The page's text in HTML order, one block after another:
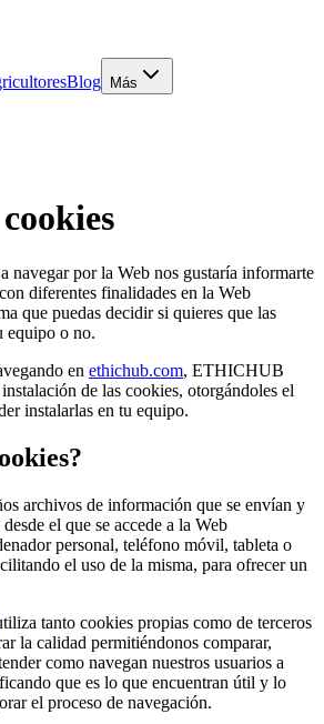
Blog Más
navegar por la Web nos gustaría informarte
diferentes finalidades en la Web
que puedas decidir si quieres que las
equipo o no.
en ethichub.com, ETHICHUB
de las cookies, otorgándoles el
instalarlas en tu equipo.
archivos de información que se envían y
el que se accede a la Web
personal, teléfono móvil, tableta o
el uso de la misma, para ofrecer un
tanto cookies propias como de terceros
la calidad permitiéndonos comparar,
como navegan nuestros usuarios a
que es lo que encuentran útil y lo
el proceso de navegación.